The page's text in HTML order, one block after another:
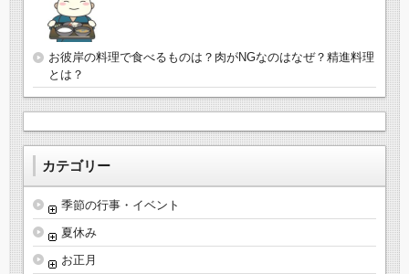
お彼岸の料理で食べるものは？肉がNGなのはなぜ？精進料理
とは？
カテゴリー
季節の行事・イベント
夏休み
お正月